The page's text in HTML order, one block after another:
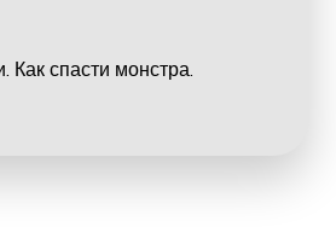
Как спасти монстра.